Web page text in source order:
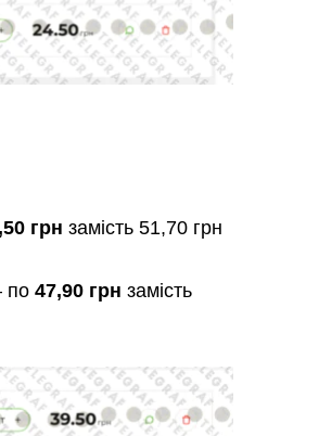
грн замість 51,70 грн
47,90 грн замість